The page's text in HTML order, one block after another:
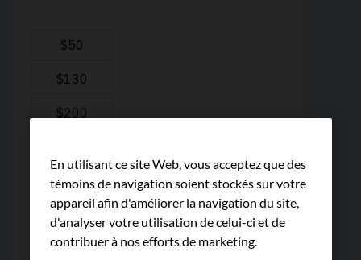
En utilisant ce site Web, vous acceptez que des
témoins de navigation soient stockés sur votre
appareil afin d'améliorer la navigation du site,
d'analyser votre utilisation de celui-ci et de
contribuer à nos efforts de marketing.